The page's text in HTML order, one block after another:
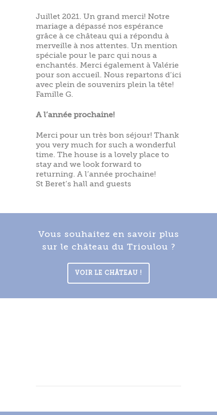
Juillet 2021. Un grand merci! Notre
mariage a dépassé nos espérance
grâce à ce château qui a répondu à
merveille à nos attentes. Un mention
spéciale pour le parc qui nous a
enchantés. Merci également à Valérie
pour son accueil. Nous repartons d’ici
avec plein de souvenirs plein la tête!
Famille G.
A l’année prochaine!
Merci pour un très bon séjour! Thank
you very much for such a wonderful
time. The house is a lovely place to
stay and we look forward to
returning. A l’année prochaine!
St Beret’s hall and guests
Vous souhaitez en savoir plus
sur le château du Trioulou ?
VOIR LE CHÂTEAU !